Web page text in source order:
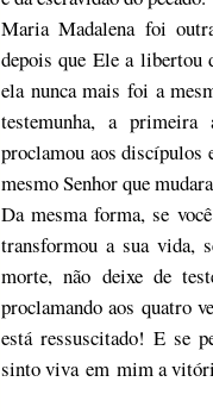
Maria Madalena foi
depois que Ele a libertou
ela nunca mais foi a
testemunha, a primeira
proclamou aos discípulos
mesmo Senhor que
Da mesma forma, se
transformou a sua vida,
morte, não deixe de
proclamando aos quatro
está ressuscitado! E se
sinto viva em mim a